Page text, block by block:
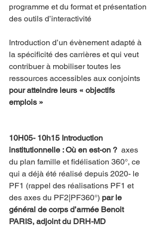
programme et du format et présentation
des outils d’interactivité
Introduction d’un évènement adapté à
la spécificité des carrières et qui veut
contribuer à mobiliser toutes les
ressources accessibles aux conjoints
pour atteindre leurs « objectifs
emplois »
10H05- 10h15 Introduction
institutionnelle : Où en est-on ? axes
du plan famille et fidélisation 360°, ce
qui a déjà été réalisé depuis 2020- le
PF1 (rappel des réalisations PF1 et
des axes du PF2|PF360°) par le
général de corps d’armée Benoit
PARIS, adjoint du DRH-MD